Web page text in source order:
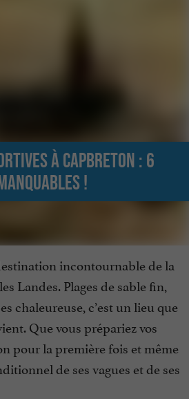
à Capbreton : 6
!
incontournable de la
Landes. Plages de sable fin,
chaleureuse, c’est un lieu que
Que vous prépariez vos
pour la première fois et même
de ses vagues et de ses